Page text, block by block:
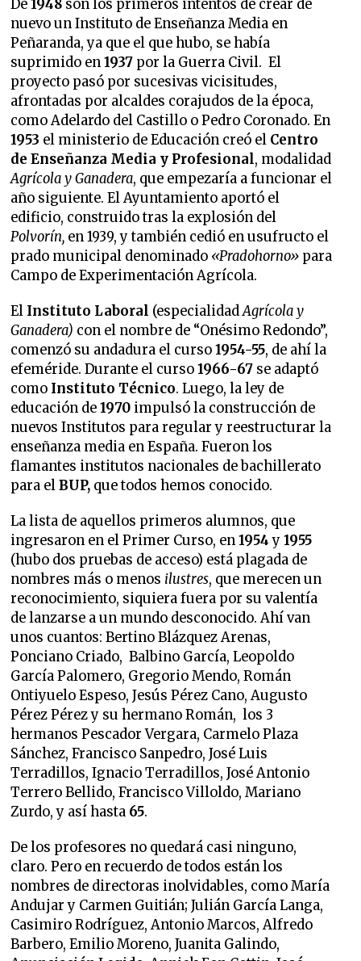
De1948 son los primeros intentos de crear de
nuevo un Instituto de Enseñanza Media en
Peñaranda, ya que el que hubo, se había
suprimido en1937 por la Guerra Civil. El
proyecto pasó por sucesivas vicisitudes,
afrontadas por alcaldes corajudos de la época,
como Adelardo del Castillo o Pedro Coronado. En
1953 el ministerio de Educación creó el Centro
de Enseñanza Media y Profesional, modalidad
Agrícola y Ganadera, que empezaría a funcionar el
año siguiente. El Ayuntamiento aportó el
edificio, construido tras la explosión del
Polvorín, en 1939, y también cedió en usufructo el
prado municipal denominado «Pradohorno» para
Campo de Experimentación Agrícola.
El Instituto Laboral (especialidadAgrícola y
Ganadera) con el nombre de “Onésimo Redondo”,
comenzó su andadura el curso1954-55, de ahí la
efeméride. Durante el curso1966-67 se adaptó
como Instituto Técnico. Luego, la ley de
educación de1970 impulsó la construcción de
nuevos Institutos para regular y reestructurar la
enseñanza media en España. Fueron los
flamantes institutos nacionales de bachillerato
para elBUP, que todos hemos conocido.
La lista de aquellos primeros alumnos, que
ingresaron en el Primer Curso, en1954y1955
(hubo dos pruebas de acceso) está plagada de
nombres más o menos ilustres, que merecen un
reconocimiento, siquiera fuera por su valentía
de lanzarse a un mundo desconocido. Ahí van
unos cuantos: Bertino Blázquez Arenas,
Ponciano Criado, Balbino García, Leopoldo
García Palomero, Gregorio Mendo, Román
Ontiyuelo Espeso, Jesús Pérez Cano, Augusto
Pérez Pérez y su hermano Román, los 3
hermanos Pescador Vergara, Carmelo Plaza
Sánchez, Francisco Sanpedro, José Luis
Terradillos, Ignacio Terradillos, José Antonio
Terrero Bellido, Francisco Villoldo, Mariano
Zurdo, y así hasta 65.
De los profesores no quedará casi ninguno,
claro. Pero en recuerdo de todos están los
nombres de directoras inolvidables, como María
Andujar y Carmen Guitián; Julián García Langa,
Casimiro Rodríguez, Antonio Marcos, Alfredo
Barbero, Emilio Moreno, Juanita Galindo,